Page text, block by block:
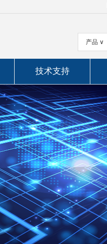
产品 ∨
技术支持